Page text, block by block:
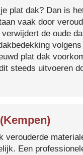
plat dak? Dan is
vaak door
de oude
plat dak
steeds uitvoeren
Een